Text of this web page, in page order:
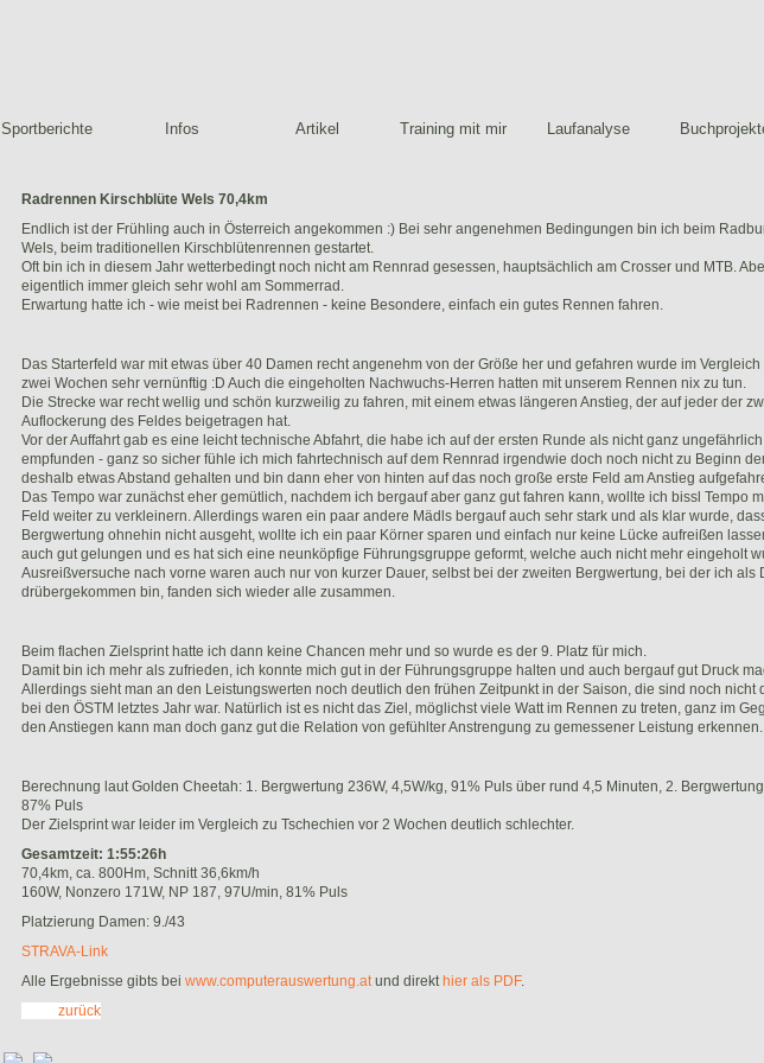
Sportberichte Infos Artikel Training mit mir Laufanalyse
Radrennen Kirschblüte Wels 70,4km
Endlich ist der Frühling auch in Österreich angekommen :) Bei sehr angenehmen Bedingungen bin ich beim
Wels, beim traditionellen Kirschblütenrennen gestartet.
Oft bin ich in diesem Jahr wetterbedingt noch nicht am Rennrad gesessen, hauptsächlich am Crosser und MTB.
eigentlich immer gleich sehr wohl am Sommerrad.
Erwartung hatte ich - wie meist bei Radrennen - keine Besondere, einfach ein gutes Rennen fahren.
Das Starterfeld war mit etwas über 40 Damen recht angenehm von der Größe her und gefahren wurde im
zwei Wochen sehr vernünftig :D Auch die eingeholten Nachwuchs-Herren hatten mit unserem Rennen nix zu tun.
Die Strecke war recht wellig und schön kurzweilig zu fahren, mit einem etwas längeren Anstieg, der auf jeder der
Auflockerung des Feldes beigetragen hat.
Vor der Auffahrt gab es eine leicht technische Abfahrt, die habe ich auf der ersten Runde als nicht ganz
empfunden - ganz so sicher fühle ich mich fahrtechnisch auf dem Rennrad irgendwie doch noch nicht zu Beginn
deshalb etwas Abstand gehalten und bin dann eher von hinten auf das noch große erste Feld am Anstieg
Das Tempo war zunächst eher gemütlich, nachdem ich bergauf aber ganz gut fahren kann, wollte ich bissl Tempo
Feld weiter zu verkleinern. Allerdings waren ein paar andere Mädls bergauf auch sehr stark und als klar wurde,
Bergwertung ohnehin nicht ausgeht, wollte ich ein paar Körner sparen und einfach nur keine Lücke aufreißen
auch gut gelungen und es hat sich eine neunköpfige Führungsgruppe geformt, welche auch nicht mehr eingeholt
Ausreißversuche nach vorne waren auch nur von kurzer Dauer, selbst bei der zweiten Bergwertung, bei der ich als
drübergekommen bin, fanden sich wieder alle zusammen.
Beim flachen Zielsprint hatte ich dann keine Chancen mehr und so wurde es der 9. Platz für mich.
Damit bin ich mehr als zufrieden, ich konnte mich gut in der Führungsgruppe halten und auch bergauf gut Druck
Allerdings sieht man an den Leistungswerten noch deutlich den frühen Zeitpunkt in der Saison, die sind noch nicht
bei den ÖSTM letztes Jahr war. Natürlich ist es nicht das Ziel, möglichst viele Watt im Rennen zu treten, ganz im
den Anstiegen kann man doch ganz gut die Relation von gefühlter Anstrengung zu gemessener Leistung erkennen.
Berechnung laut Golden Cheetah: 1. Bergwertung 236W, 4,5W/kg, 91% Puls über rund 4,5 Minuten, 2.
87% Puls
Der Zielsprint war leider im Vergleich zu Tschechien vor 2 Wochen deutlich schlechter.
Gesamtzeit: 1:55:26h
70,4km, ca. 800Hm, Schnitt 36,6km/h
160W, Nonzero 171W, NP 187, 97U/min, 81% Puls
Platzierung Damen: 9./43
STRAVA-Link
Alle Ergebnisse gibts bei www.computerauswertung.atund direkt hier als PDF.
zurück